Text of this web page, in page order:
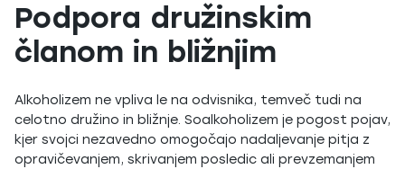
Podpora družinskim
članom in bližnjim
Alkoholizem ne vpliva le na odvisnika, temveč tudi na
celotno družino in bližnje. Soalkoholizem je pogost pojav,
kjer svojci nezavedno omogočajo nadaljevanje pitja z
opravičevanjem, skrivanjem posledic ali prevzemanjem